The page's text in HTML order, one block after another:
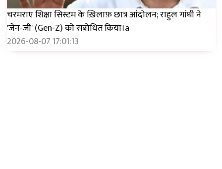
चरमराए शिक्षा सिस्टम के ख़िलाफ़ छात्र आंदोलन; राहुल गांधी ने
'जेन-ज़ी' (Gen-Z) को संबोधित किया।a
2026-08-07 17:01:13